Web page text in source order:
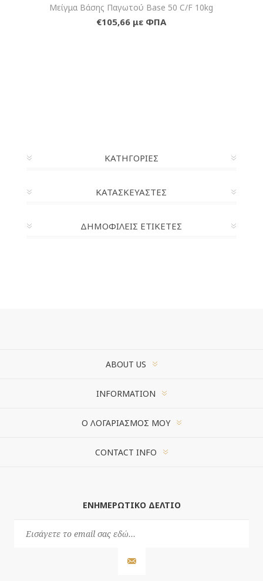
Μείγμα Βάσης Παγωτού Base 50 C/F 10kg
€105,66 με ΦΠΑ
ΚΑΤΗΓΟΡΊΕΣ
ΚΑΤΑΣΚΕΥΑΣΤΈΣ
ΔΗΜΟΦΙΛΕΙΣ ΕΤΙΚΕΤΕΣ
ABOUT US
INFORMATION
Ο ΛΟΓΑΡΙΑΣΜΌΣ ΜΟΥ
CONTACT INFO
ΕΝΗΜΕΡΩΤΙΚΌ ΔΕΛΤΊΟ